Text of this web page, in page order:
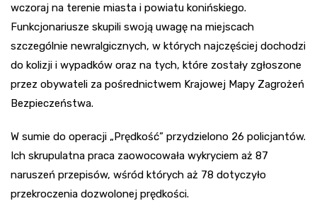
wczoraj na terenie miasta i powiatu konińskiego.
Funkcjonariusze skupili swoją uwagę na miejscach
szczególnie newralgicznych, w których najczęściej dochodzi
do kolizji i wypadków oraz na tych, które zostały zgłoszone
przez obywateli za pośrednictwem Krajowej Mapy Zagrożeń
Bezpieczeństwa.
W sumie do operacji „Prędkość” przydzielono 26 policjantów.
Ich skrupulatna praca zaowocowała wykryciem aż 87
naruszeń przepisów, wśród których aż 78 dotyczyło
przekroczenia dozwolonej prędkości.